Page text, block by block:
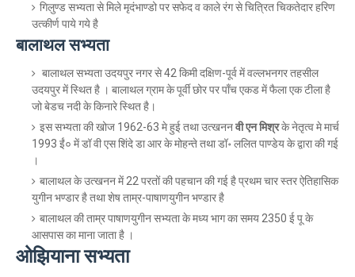
गिलुण्ड सभ्यता से मिले मृदंभाण्डो पर सफेद व काले रंग से चित्रित चिकतेदार हरिण
उत्कीर्ण पाये गये है
बालाथल सभ्यता
बालाथल सभ्यता उदयपुर नगर से 42 किमी दक्षिण-पूर्व में वल्लभनगर तहसील
उदयपुर में स्थित है । बालाथल ग्राम के पूर्वी छोर पर पाँच एकड में फैला एक टीला है
जो बेडच नदी के किनारे स्थित है।
इस सभ्यता की खोज 1962-63 मे हुई तथा उत्खननवी एन मिश्रके नेतृत्व मे मार्च
1993 ईं० में डॉ वी एस शिंदे डा आर के मोहन्ते तथा डॉ॰ ललित पाण्डेय के द्वारा की गई
।
बालाथल के उत्खनन में 22 परतों की पहचान की गई है प्रथम चार स्तर ऐतिहासिक
युगीन भण्डार है तथा शेष ताम्र-पाषाणयुगीन भण्डार है
बालाथल की ताम्र पाषाणयुगीन सभ्यता के मध्य भाग का समय 2350 ई पू के
आसपास का माना जाता है ।
ओझियाना सभ्यता